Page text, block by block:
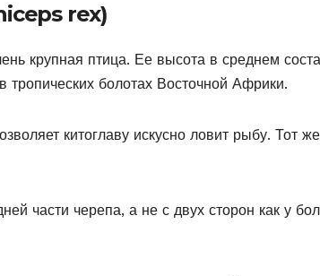
rex)
крупная птица. Ее высота в среднем
болотах Восточной Африки.
китоглаву искусно ловит рыбу. Тот
части черепа, а не с двух сторон как у